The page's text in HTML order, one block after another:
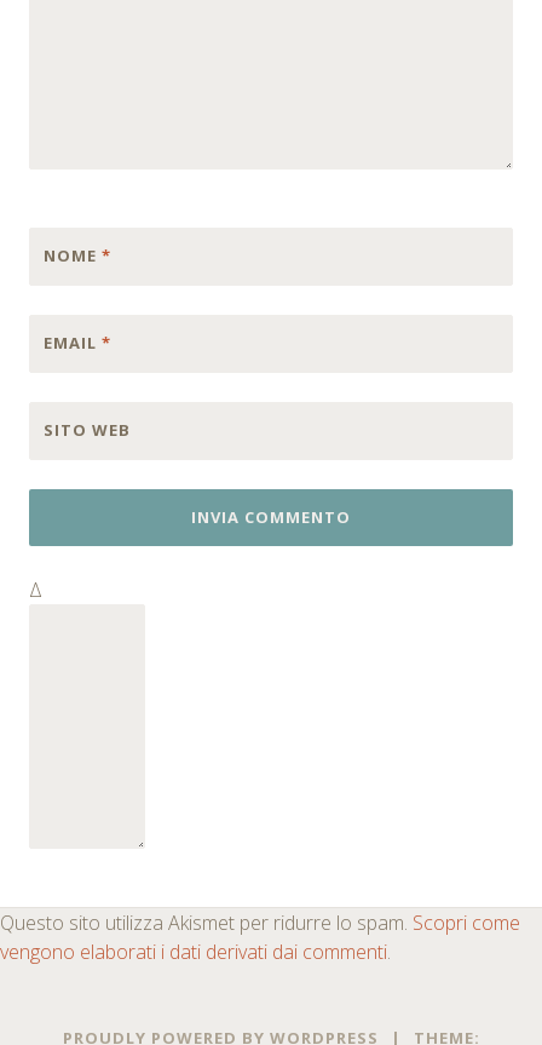
NOME *
EMAIL *
SITO WEB
Δ
Questo sito utilizza Akismet per ridurre lo spam. Scopri come
vengono elaborati i dati derivati dai commenti.
PROUDLY POWERED BY WORDPRESS | THEME: